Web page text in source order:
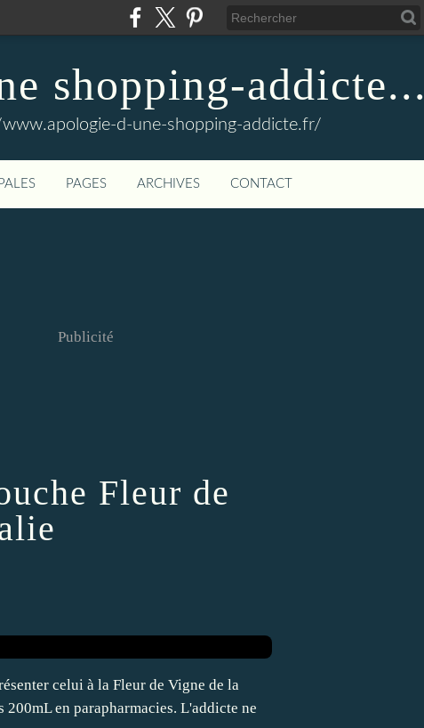
shopping-addicte...
d-une-shopping-addicte.fr/
PAGES ARCHIVES CONTACT
Publicité
Fleur de
celui à la Fleur de Vigne de la
en parapharmacies. L'addicte ne